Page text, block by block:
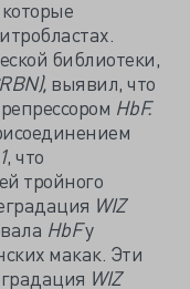
которые
библиотеки,
выявил, что
HbF.
, что
тройного
WIZ
HbFу
макак. Эти
WIZ